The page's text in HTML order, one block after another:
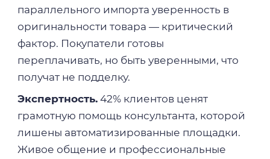
параллельного импорта уверенность в
оригинальности товара — критический
фактор. Покупатели готовы
переплачивать, но быть уверенными, что
получат не подделку.
Экспертность.42% клиентов ценят
грамотную помощь консультанта, которой
лишены автоматизированные площадки.
Живое общение и профессиональные